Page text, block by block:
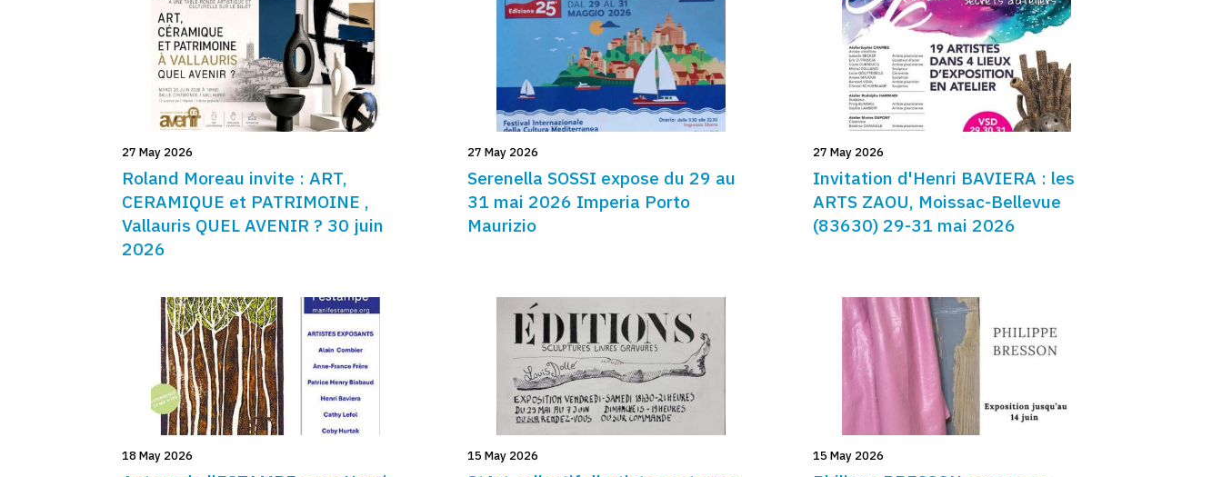
27 May 2026
Roland Moreau invite : ART,
CERAMIQUE et PATRIMOINE ,
Vallauris QUEL AVENIR ? 30 juin
2026
27 May 2026
Serenella SOSSI expose du 29 au
31 mai 2026 Imperia Porto
Maurizio
27 May 2026
Invitation d'Henri BAVIERA : les
ARTS ZAOU, Moissac-Bellevue
(83630) 29-31 mai 2026
18 May 2026 15 May 2026 15 May 2026